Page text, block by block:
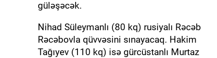
güləşəcək.
Nihad Süleymanlı (80 kq) rusiyalı Rəcəb
Rəcəbovla qüvvəsini sınayacaq. Hakim
Tağıyev (110 kq) isə gürcüstanlı Murtaz